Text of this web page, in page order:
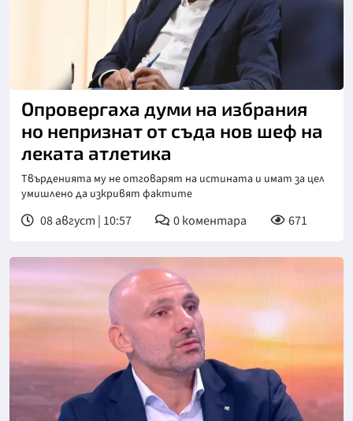
Опровергаха думи на избрания
но непризнат от съда нов шеф на
леката атлетика
Твърденията му не отговарят на истината и имат за цел
умишлено да изкривят фактите
08 август | 10:57 0коментара 671